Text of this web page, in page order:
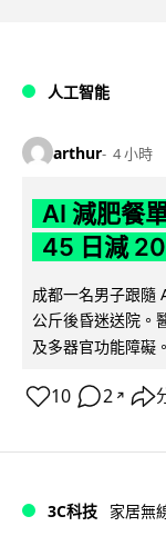
人工智能
arthur 4 小時
AI 減肥餐
45 日減
成都一名男子跟隨
公斤後昏迷送院。
及多器官功能障礙
10 2 ↗
3C科技 家居無